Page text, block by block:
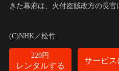
きた幕府は、火付盗賊改方の長
(C)NHK／松竹
220円
レンタルする
サービス